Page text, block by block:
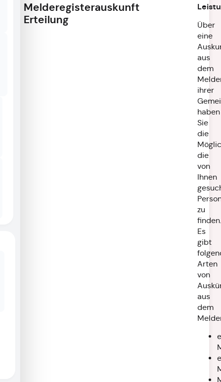
Melderegisterauskunft
Erteilung
Über
eine
aus
dem
ihrer
haben
Sie
die
die
von
Ihnen
zu
finden.
Es
gibt
Arten
von
aus
dem